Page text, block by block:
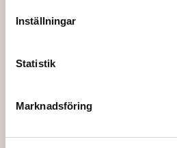
Inställningar
Statistik
Marknadsföring